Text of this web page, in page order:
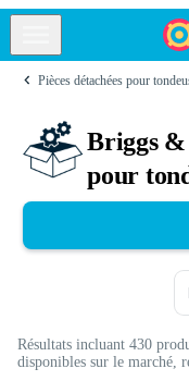
Pièces détachées pour
Briggs &
pour
Résultats incluant 430
disponibles sur le marché,